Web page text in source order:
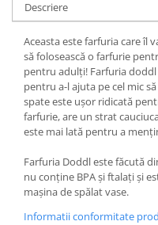
Descriere
Aceasta este farfuria care îl
să folosească o farfurie
pentru adulți! Farfuria
pentru a-l ajuta pe cel mic
spate este ușor ridicată
farfurie, are un strat
este mai lată pentru a
Farfuria Doddl este făcută
nu conține BPA și ftalați și
mașina de spălat vase.
Informatii conformitate